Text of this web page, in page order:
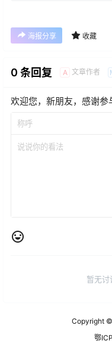
海报分享 收藏
0 条回复 A 文章作者
欢迎您，新朋友，感谢参
暂无讨
Copyright
鄂